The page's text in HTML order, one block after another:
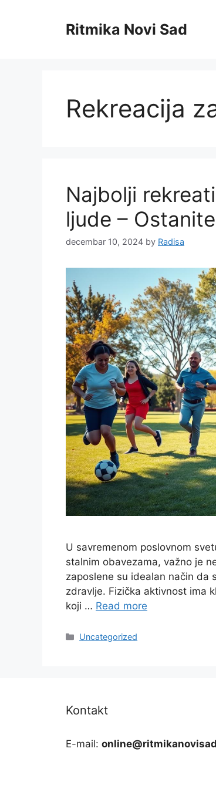
Ritmika Novi Sad
Rekreacija
Najbolji
ljude –
decembar 10, 2024 by Radisa
U savremenom poslovnom
stalnim obavezama, važno je
zaposlene su idealan način da
zdravlje. Fizička aktivnost ima
koji … Read more
Categories
Uncategorized
Kontakt
E-mail: